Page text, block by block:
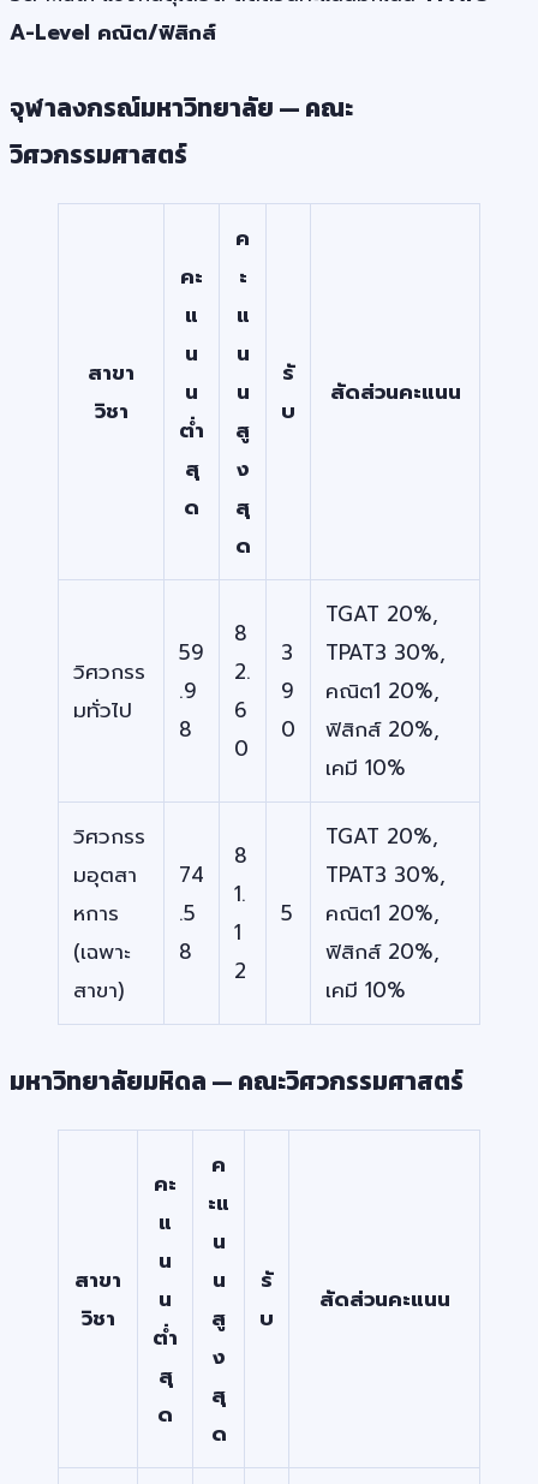
A-Level คณิต/ฟิสิกส์
จุฬาลงกรณ์มหาวิทยาลัย — คณะ
วิศวกรรมศาสตร์
สาขา
วิชา
คะ
แ
น
น
ต่ำ
สุ
ด
ค
ะ
แ
น
น
สู
ง
สุ
ด
รั
บ
สัดส่วนคะแนน
วิศวกรร
มทั่วไป
59
.9
8
8
2.
6
0
3
9
0
TGAT 20%,
TPAT3 30%,
คณิต1 20%,
ฟิสิกส์ 20%,
เคมี 10%
วิศวกรร
มอุตสา
หการ
(เฉพาะ
สาขา)
74
.5
8
8
1.
1
2
5
TGAT 20%,
TPAT3 30%,
คณิต1 20%,
ฟิสิกส์ 20%,
เคมี 10%
มหาวิทยาลัยมหิดล — คณะวิศวกรรมศาสตร์
สาขา
วิชา
คะ
แ
น
น
ต่ำ
สุ
ด
ค
ะแ
น
น
สู
ง
สุ
ด
รั
บ
สัดส่วนคะแนน